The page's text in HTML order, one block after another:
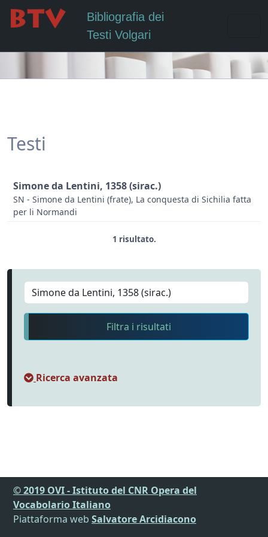
Bibliografia dei
Testi Volgari
Testi
Simone da Lentini, 1358 (sirac.)
SN - Simone da Lentini (frate), La conquesta di Sichilia fatta
per li Normandi
1 risultato.
Filtra i risultati
Ricerca avanzata
© 2019 OVI - Istituto del CNR Opera del
Vocabolario Italiano
Piattaforma web Salvatore Arcidiacono